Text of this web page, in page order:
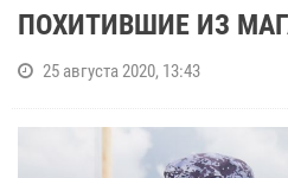
ПОХИТИВШИЕ ИЗ
25 августа 2020, 13:43